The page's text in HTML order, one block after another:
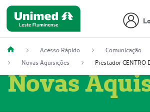
Acesso Rápido
Comunicação
Novas Aquisições
Novas